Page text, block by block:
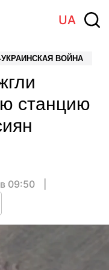
UA
ВОЙНА
станцию
09:50